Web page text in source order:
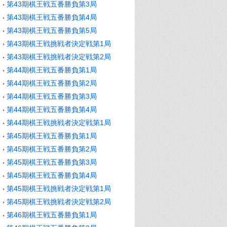
第43期棋王戦五番勝負第3局
第43期棋王戦五番勝負第4局
第43期棋王戦五番勝負第5局
第43期棋王戦挑戦者決定戦第1局
第43期棋王戦挑戦者決定戦第2局
第44期棋王戦五番勝負第1局
第44期棋王戦五番勝負第2局
第44期棋王戦五番勝負第3局
第44期棋王戦五番勝負第4局
第44期棋王戦挑戦者決定戦第1局
第45期棋王戦五番勝負第1局
第45期棋王戦五番勝負第2局
第45期棋王戦五番勝負第3局
第45期棋王戦五番勝負第4局
第45期棋王戦挑戦者決定戦第1局
第45期棋王戦挑戦者決定戦第2局
第46期棋王戦五番勝負第1局